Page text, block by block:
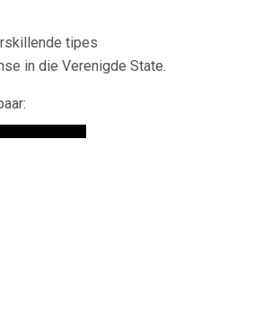
tipes
in die Verenigde State.